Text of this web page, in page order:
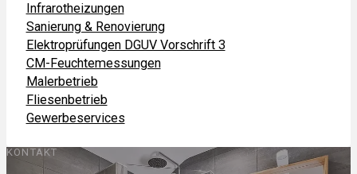
Infrarotheizungen
Sanierung & Renovierung
Elektroprüfungen DGUV Vorschrift 3
CM-Feuchtemessungen
Malerbetrieb
Fliesenbetrieb
Gewerbeservices
KONTAKT